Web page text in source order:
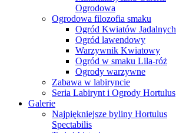
Ogrodowa
Ogrodowa filozofia smaku
Ogród Kwiatów Jadalnych
Ogród lawendowy
Warzywnik Kwiatowy
Ogród w smaku Lila-róż
Ogrody warzywne
Zabawa w labiryncie
Seria Labirynt i Ogrody Hortulus
Galerie
Najpiękniejsze byliny Hortulus
Spectabilis